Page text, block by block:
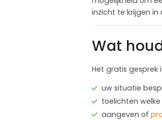
inzicht te krijgen in
Wat
Het gratis gesprek
uw situatie
toelichten
aangeven of